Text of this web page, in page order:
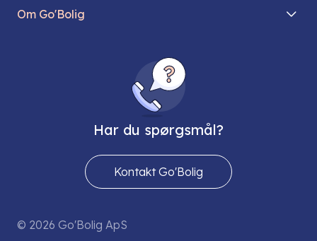
Om Go'Bolig
Send os en sikker mail
Har du spørgsmål?
Kontakt Go'Bolig
© 2026 Go'Bolig ApS